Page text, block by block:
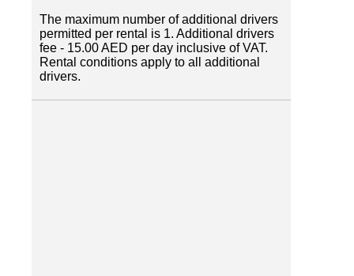
The maximum number of additional drivers
permitted per rental is 1. Additional drivers
fee - 15.00 AED per day inclusive of VAT.
Rental conditions apply to all additional
drivers.